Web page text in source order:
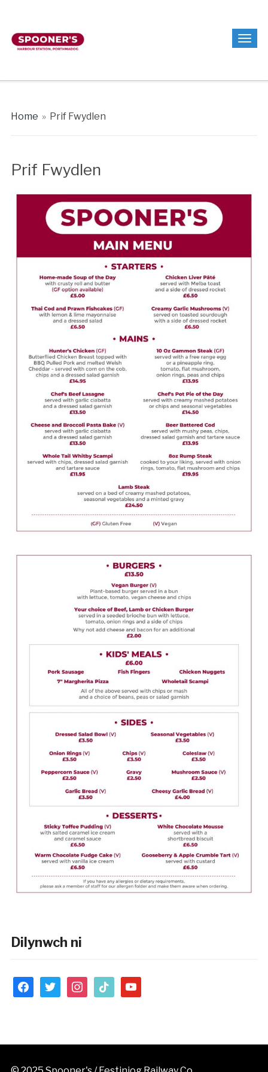
Home » Prif Fwydlen
Prif Fwydlen
Dilynwch ni
facebooktwitter instagram
tiktok youtube